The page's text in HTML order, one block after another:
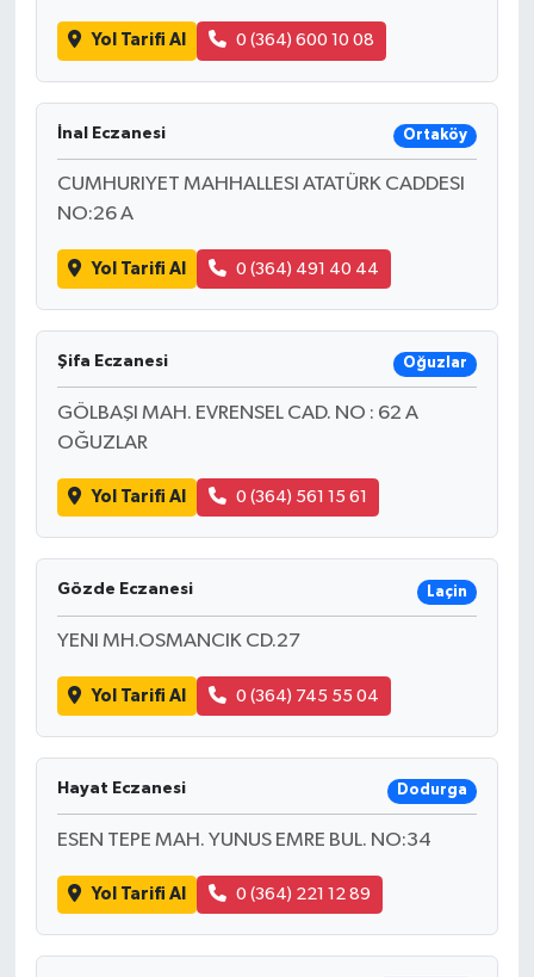
Yol Tarifi Al 0 (364) 600 10 08
İnal Eczanesi Ortaköy
CUMHURIYET MAHHALLESI ATATÜRK CADDESI
NO:26 A
Yol Tarifi Al 0 (364) 491 40 44
Şifa Eczanesi Oğuzlar
GÖLBAŞI MAH. EVRENSEL CAD. NO : 62 A
OĞUZLAR
Yol Tarifi Al 0 (364) 561 15 61
Gözde Eczanesi Laçin
YENI MH.OSMANCIK CD.27
Yol Tarifi Al 0 (364) 745 55 04
Hayat Eczanesi Dodurga
ESEN TEPE MAH. YUNUS EMRE BUL. NO:34
Yol Tarifi Al 0 (364) 221 12 89